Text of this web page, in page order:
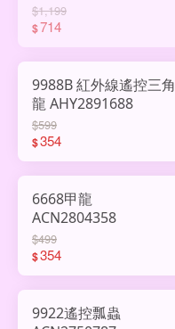
$1,199
$714
9988B 紅外線遙控三角
龍 AHY2891688
$599
$354
6668甲龍
ACN2804358
$499
$354
9922遙控瓢蟲